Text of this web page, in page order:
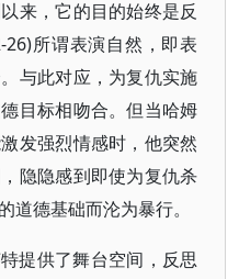
来，它的目的始终是反
所谓表演自然，即表
与此对应，为复仇实施
目标相吻合。但当哈姆
发强烈情感时，他突然
隐隐感到即使为复仇杀
道德基础而沦为暴行。
提供了舞台空间，反思